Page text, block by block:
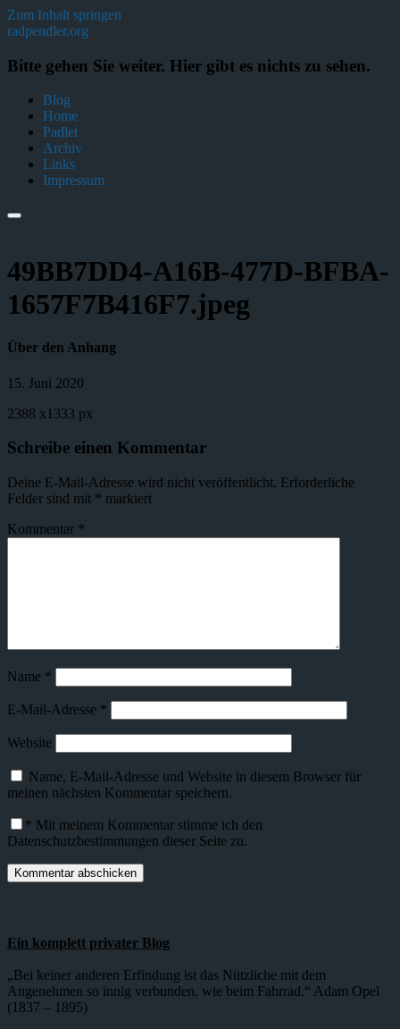
Zum Inhalt springen
radpendler.org
Bitte gehen Sie weiter. Hier gibt es nichts zu sehen.
Blog
Home
Padlet
Archiv
Links
Impressum
49BB7DD4-A16B-477D-BFBA-
1657F7B416F7.jpeg
Über den Anhang
15. Juni 2020
2388 x1333 px
Schreibe einen Kommentar
Deine E-Mail-Adresse wird nicht veröffentlicht. Erforderliche
Felder sind mit * markiert
Kommentar *
Name *
E-Mail-Adresse *
Website
Name, E-Mail-Adresse und Website in diesem Browser für
meinen nächsten Kommentar speichern.
* Mit meinem Kommentar stimme ich den
Datenschutzbestimmungen dieser Seite zu.
Ein komplett privater Blog
„Bei keiner anderen Erfindung ist das Nützliche mit dem
Angenehmen so innig verbunden, wie beim Fahrrad.“ Adam Opel
(1837 – 1895)